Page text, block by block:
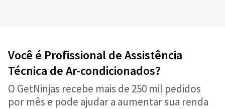
Você é Profissional de Assistência
Técnica de Ar-condicionados?
O GetNinjas recebe mais de 250 mil pedidos
por mês e pode ajudar a aumentar sua renda